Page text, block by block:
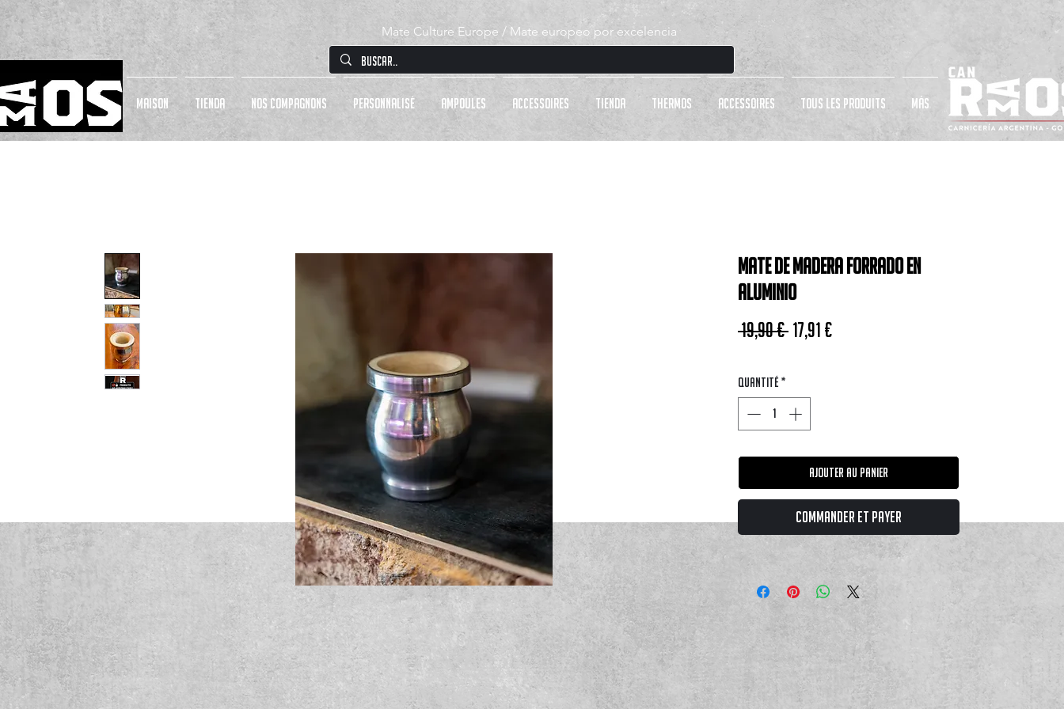
Mate Culture Europe / Mate europeo por excelencia
MAISON Tienda NOS COMPAGNONS PERSONNALISÉ AMPOULES ACCESSOIRES Tienda THERMOS ACCESSOIRES TOUS LES PRODUITS más
Mate de Madera Forrado en
Aluminio
19,90 € Prix original
17,91 €
Quantité *
Ajouter au panier
Commander et payer